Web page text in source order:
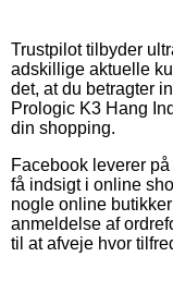
Trustpilot tilbyder
adskillige aktuelle
det, at du betragter
Prologic K3 Hang
din shopping.
Facebook leverer
få indsigt i online
nogle online
anmeldelse af
til at afveje hvor